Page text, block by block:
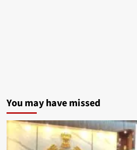
You may have missed